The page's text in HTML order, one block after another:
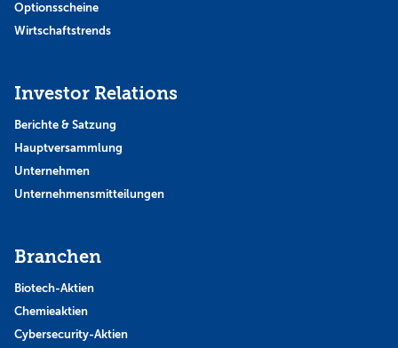
Optionsscheine
Wirtschaftstrends
Investor Relations
Berichte & Satzung
Hauptversammlung
Unternehmen
Unternehmensmitteilungen
Branchen
Biotech-Aktien
Chemieaktien
Cybersecurity-Aktien